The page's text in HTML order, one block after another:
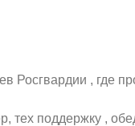
Росгвардии , где
тех поддержку ,